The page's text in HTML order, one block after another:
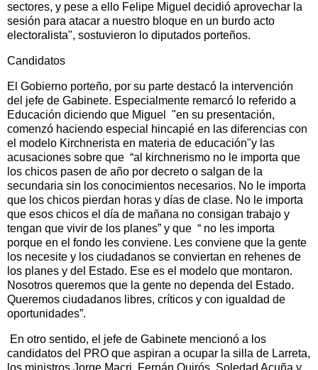
sectores, y pese a ello Felipe Miguel decidió aprovechar la
sesión para atacar a nuestro bloque en un burdo acto
electoralista", sostuvieron lo diputados porteños.
Candidatos
El Gobierno porteño, por su parte destacó la intervención
del jefe de Gabinete. Especialmente remarcó lo referido a
Educación diciendo que Miguel "en su presentación,
comenzó haciendo especial hincapié en las diferencias con
el modelo Kirchnerista en materia de educación"y las
acusaciones sobre que “al kirchnerismo no le importa que
los chicos pasen de año por decreto o salgan de la
secundaria sin los conocimientos necesarios. No le importa
que los chicos pierdan horas y días de clase. No le importa
que esos chicos el día de mañana no consigan trabajo y
tengan que vivir de los planes” y que “ no les importa
porque en el fondo les conviene. Les conviene que la gente
los necesite y los ciudadanos se conviertan en rehenes de
los planes y del Estado. Ese es el modelo que montaron.
Nosotros queremos que la gente no dependa del Estado.
Queremos ciudadanos libres, críticos y con igualdad de
oportunidades”.
En otro sentido, el jefe de Gabinete mencionó a los
candidatos del PRO que aspiran a ocupar la silla de Larreta,
los ministros Jorge Macri, Fernán Quirós, Soledad Acuña y